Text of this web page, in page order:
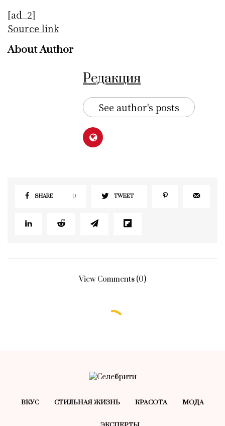
[ad_2]
Source link
About Author
Редакция
See author's posts
SHARE 0 TWEET
View Comments (0)
ВКУС СТИЛЬНАЯ ЖИЗНЬ КРАСОТA МОДА